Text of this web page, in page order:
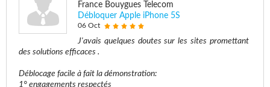
France Bouygues Telecom
Débloquer Apple iPhone 5S
06 Oct
J'avais quelques doutes sur les sites promettant
des solutions efficaces .
Déblocage facile à fait la démonstration:
1° engagements respectés